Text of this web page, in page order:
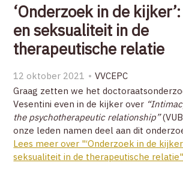
‘Onderzoek in de
en seksualiteit in de
therapeutische relatie
12 oktober 2021
VVCEPC
Graag zetten we het
Vesentini even in de kijker over
the psychotherapeutic relationship”
onze leden namen deel aan dit
Lees meer over "‘Onderzoek in de
seksualiteit in de therapeutische relatie"